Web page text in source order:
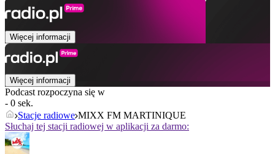
Więcej informacji
Więcej informacji
Podcast rozpoczyna się w
- 0 sek.
Stacje radiowe MIXX FM MARTINIQUE
Słuchaj tej stacji radiowej w aplikacji za darmo: